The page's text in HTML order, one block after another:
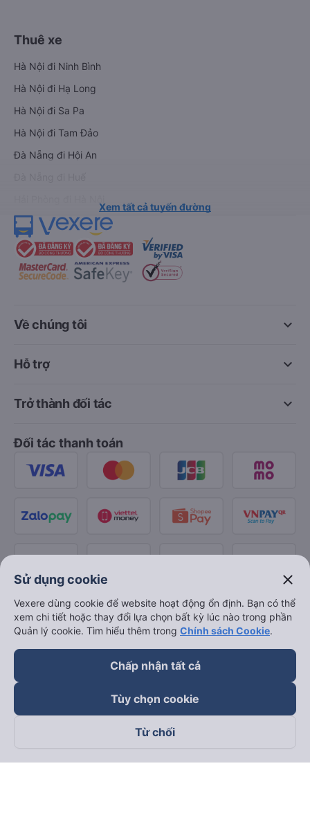
Thuê xe
Hà Nội đi Ninh Bình
Hà Nội đi Hạ Long
Hà Nội đi Sa Pa
Hà Nội đi Tam Đảo
Đà Nẵng đi Hội An
Xem tất cả tuyến đường
keyboard_arrow_down
Về chúng tôi
keyboard_arrow_down
Hỗ trợ
keyboard_arrow_down
Trở thành đối tác
Đối tác thanh toán
Theo dõi chúng tôi trên
Sử dụng cookie close
Vexere dùng cookie để website hoạt động ổn định. Bạn có thể
xem chi tiết hoặc thay đổi lựa chọn bất kỳ lúc nào trong phần
Quản lý cookie. Tìm hiểu thêm trong Chính sách Cookie.
Chấp nhận tất cả
Tùy chọn cookie
Từ chối